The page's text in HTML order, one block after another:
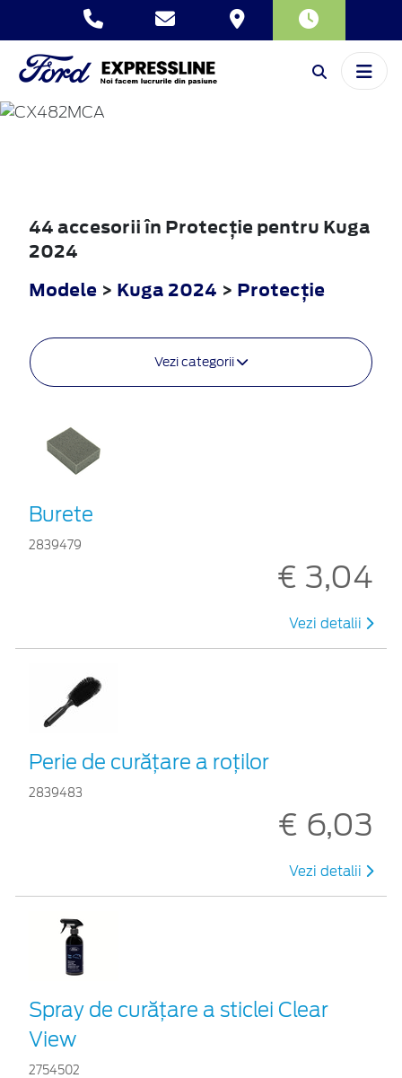
KUGA
44 accesorii în Protecţie pentru Kuga
2024
Modele > Kuga 2024 > Protecţie
Vezi categorii
Burete
2839479
€ 3,04
Vezi detalii
Perie de curățare a roților
2839483
€ 6,03
Vezi detalii
Spray de curățare a sticlei Clear
View
2754502